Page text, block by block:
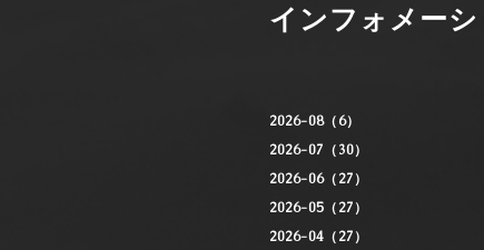
2026-08（6）
2026-07（30）
2026-06（27）
2026-05（27）
2026-04（27）
インフォメーシ